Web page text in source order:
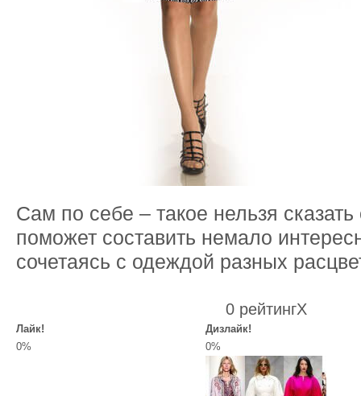
Сам по себе – такое нельзя
поможет составить немало
сочетаясь с одеждой разных
0 рейтингX
Лайк!
Дизлайк!
0%
0%